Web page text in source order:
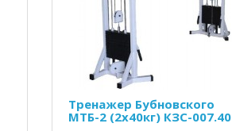
Тренажер Бубновского
МТБ-2 (2х40кг) КЗС-007.40